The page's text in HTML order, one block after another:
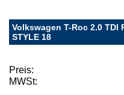
Volkswagen T-Roc 2.0 TDI
STYLE 18
Preis:
MWSt: